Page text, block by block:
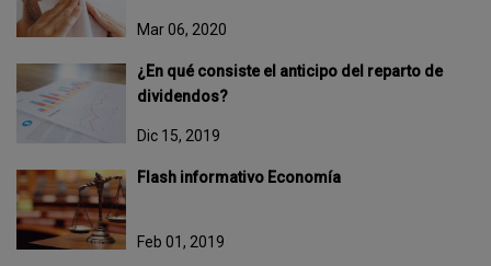
Mar 06, 2020
¿En qué consiste el anticipo del reparto de
dividendos?
Dic 15, 2019
Flash informativo Economía
Feb 01, 2019